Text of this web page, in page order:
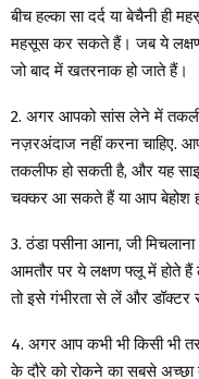
बीच हल्का सा दर्द या बेचैनी ही
महसूस कर सकते हैं। जब ये
जो बाद में खतरनाक हो जाते हैं।
2. अगर आपको सांस लेने में
नज़रअंदाज नहीं करना चाहिए.
तकलीफ हो सकती है, और यह
चक्कर आ सकते हैं या आप बेहोश
3. ठंडा पसीना आना, जी
आमतौर पर ये लक्षण फ्लू में होते
तो इसे गंभीरता से लें और
4. अगर आप कभी भी किसी भी
के दौरे को रोकने का सबसे अच्छा